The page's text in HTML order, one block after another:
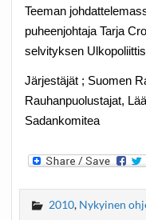
Teeman
puheenjohtaja Tarja
selvityksen
Järjestäjät ; Suomen
Rauhanpuolustajat,
Sadankomitea
2010, Nykyinen